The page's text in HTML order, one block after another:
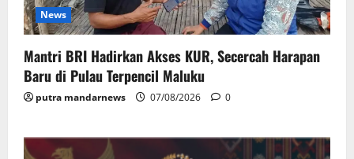
News
Mantri BRI Hadirkan Akses KUR, Secercah Harapan
Baru di Pulau Terpencil Maluku
putra mandarnews 07/08/2026 0